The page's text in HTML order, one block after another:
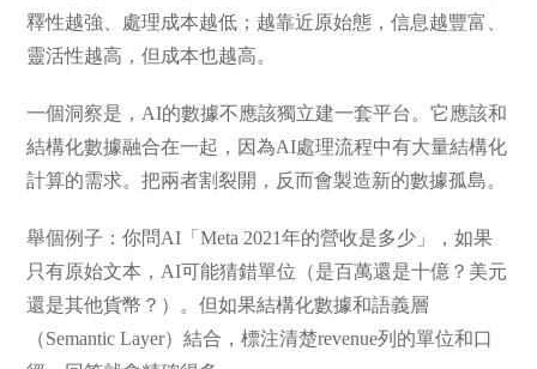
釋性越強、處理成本越低；越靠近原始態，信息越豐富、
靈活性越高，但成本也越高。
一個洞察是，AI的數據不應該獨立建一套平台。它應該和
結構化數據融合在一起，因為AI處理流程中有大量結構化
計算的需求。把兩者割裂開，反而會製造新的數據孤島。
舉個例子：你問AI「Meta 2021年的營收是多少」，如果
只有原始文本，AI可能猜錯單位（是百萬還是十億？美元
還是其他貨幣？）。但如果結構化數據和語義層
（Semantic Layer）結合，標注清楚revenue列的單位和口